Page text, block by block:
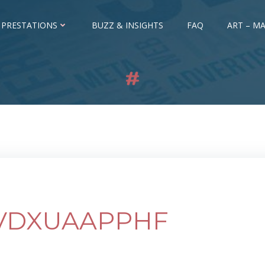
BUZZ & INSIGHTS FAQ ART –